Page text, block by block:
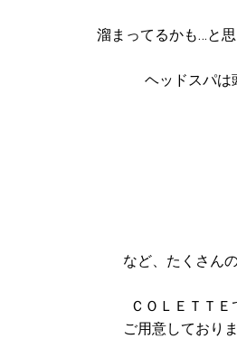
溜まってるかも…と
ヘッドスパは
など、たくさん
ＣＯＬＥＴＴ
ご用意しており